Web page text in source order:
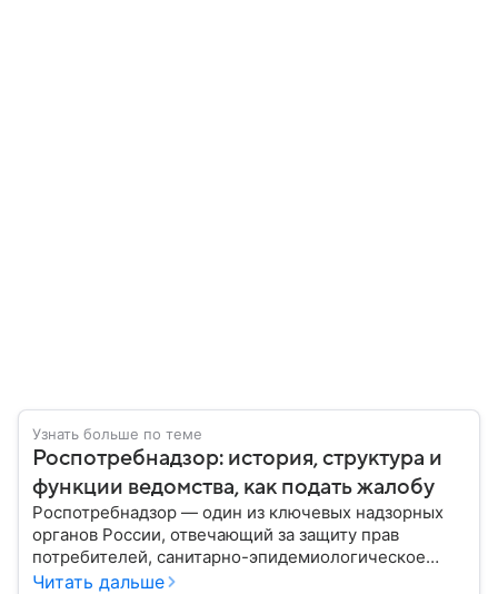
Узнать больше по теме
Роспотребнадзор: история, структура и
функции ведомства, как подать жалобу
Роспотребнадзор — один из ключевых надзорных
органов России, отвечающий за защиту прав
потребителей, санитарно-эпидемиологическое
благополучие населения и контроль соблюдения
Читать дальше